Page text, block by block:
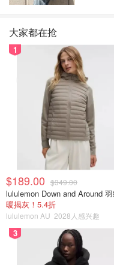
大家都在抢
1
$189.00 $349.00
暖揭灰！5.4折
lululemon AU 2028人感兴趣
3